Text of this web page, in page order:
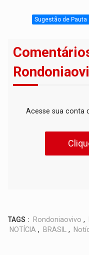
Sugestão de Pauta
Acesse sua conta
TAGS : Rondoniaovivo ,
NOTÍCIA , BRASIL ,